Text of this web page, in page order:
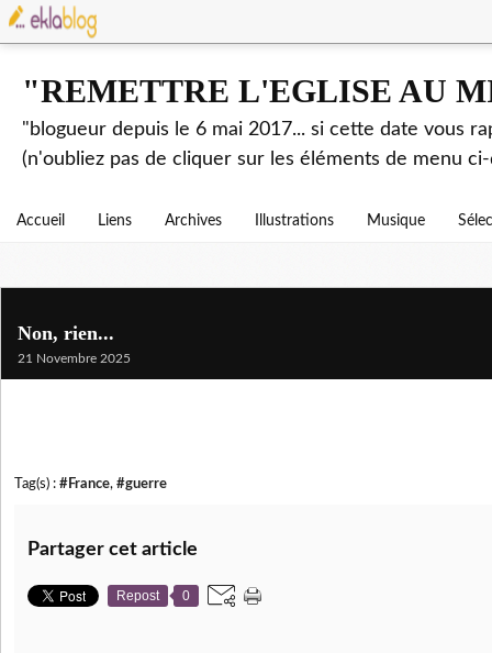
"REMETTRE L'EGLISE AU
"blogueur depuis le 6 mai 2017... si cette date vous
(n'oubliez pas de cliquer sur les éléments de menu
Accueil Liens Archives Illustrations Musique
Non, rien...
21 Novembre 2025
Tag(s) : #France, #guerre
Partager cet article
Repost 0